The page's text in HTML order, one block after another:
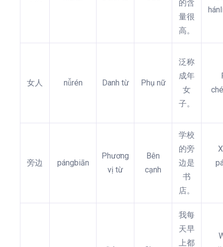
的含
量很
高。
女人 nǚrén Danh từ Phụ nữ
泛称
成年
女
子。
旁边 pángbiān
Phương
vị từ
Bên
cạnh
学校
的旁
边是
书
店。
我每
天早
上都